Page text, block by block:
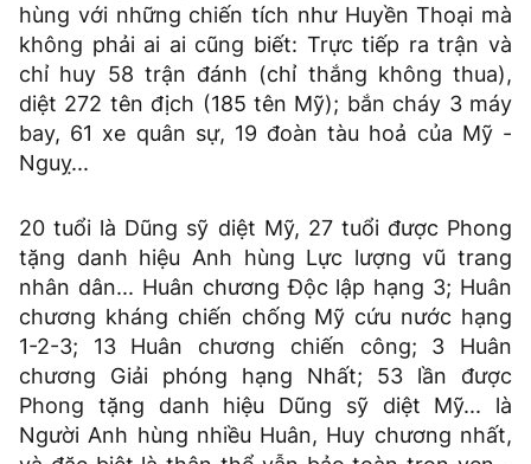
hùng với những chiến tích như Huyền Thoại mà
không phải ai ai cũng biết: Trực tiếp ra trận và
chỉ huy 58 trận đánh (chỉ thắng không thua),
diệt 272 tên địch (185 tên Mỹ); bắn cháy 3 máy
bay, 61 xe quân sự, 19 đoàn tàu hoả của Mỹ -
Nguỵ...
20 tuổi là Dũng sỹ diệt Mỹ, 27 tuổi được Phong
tặng danh hiệu Anh hùng Lực lượng vũ trang
nhân dân... Huân chương Độc lập hạng 3; Huân
chương kháng chiến chống Mỹ cứu nước hạng
1-2-3; 13 Huân chương chiến công; 3 Huân
chương Giải phóng hạng Nhất; 53 lần được
Phong tặng danh hiệu Dũng sỹ diệt Mỹ... là
Người Anh hùng nhiều Huân, Huy chương nhất,